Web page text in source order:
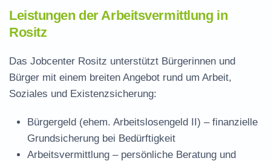
Leistungen der Arbeitsvermittlung in
Rositz
Das Jobcenter Rositz unterstützt Bürgerinnen und
Bürger mit einem breiten Angebot rund um Arbeit,
Soziales und Existenzsicherung:
Bürgergeld (ehem. Arbeitslosengeld II) – finanzielle
Grundsicherung bei Bedürftigkeit
Arbeitsvermittlung – persönliche Beratung und